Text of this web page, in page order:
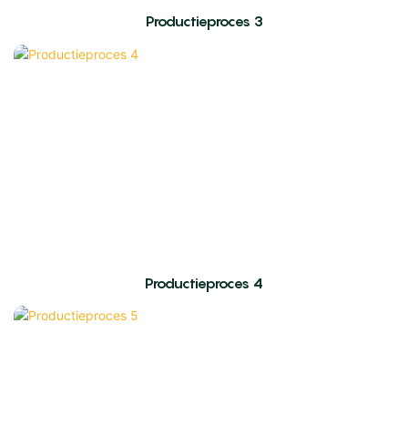
Productieproces 3
Productieproces 4